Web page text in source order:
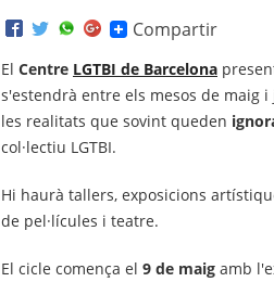
Compartir
El Centre LGTBI de Barcelona
s'estendrà entre els mesos de maig
les realitats que sovint queden
col·lectiu LGTBI.
Hi haurà tallers, exposicions
de pel·lícules i teatre.
El cicle comença el 9 de maig amb